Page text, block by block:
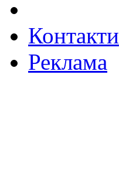
Контакти
Реклама